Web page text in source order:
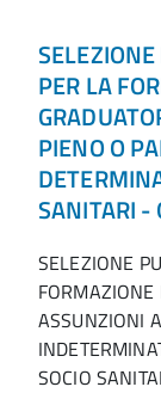
PER LA
PIENO O
SANITARI -
SELEZIONE
FORMAZIONE
ASSUNZIONI
SOCIO